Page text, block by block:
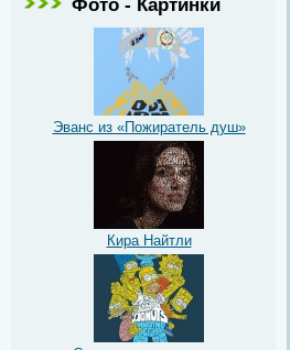
Эванс из «Пожиратель душ»
Кира Найтли